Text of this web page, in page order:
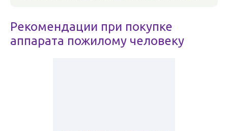
Рекомендации при покупке
аппарата пожилому человеку